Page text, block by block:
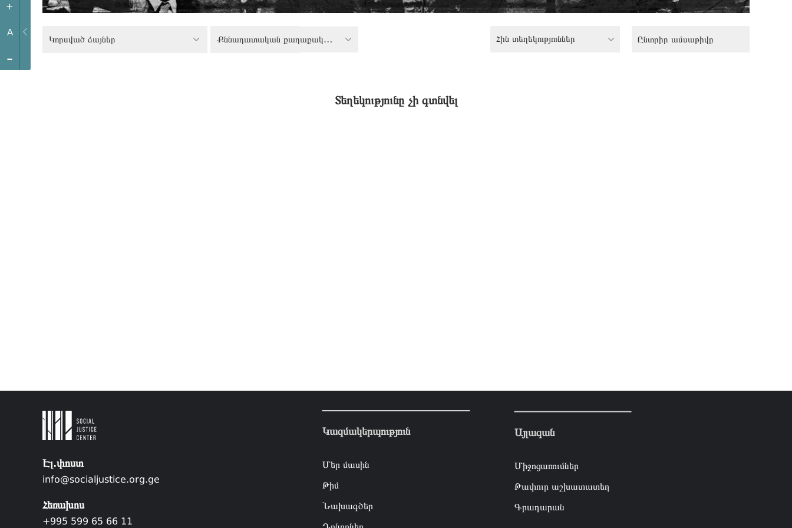
+
A
-
Կորսված ձայներ Քննադատական քաղաքականություն Հին տեղեկություններ
Տեղեկությունը չի գտնվել
Էլ.փոստ
info@socialjustice.org.ge
Հեռախոս
+995 599 65 66 11
Կազմակերպություն
Մեր մասին
Թիմ
Նախագծեր
Այլազան
Միջոցառումներ
Թափուր աշխատատեղ
Գրադարան